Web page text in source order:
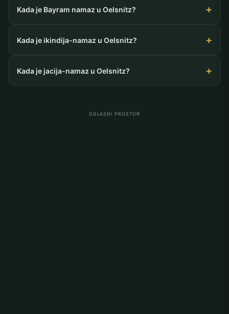
Kada je Bayram namaz u Oelsnitz?
Kada je ikindija-namaz u Oelsnitz?
Kada je jacija-namaz u Oelsnitz?
OGLASNI PROSTOR